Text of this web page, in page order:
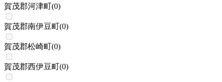
賀茂郡河津町(0)
賀茂郡南伊豆町(0)
賀茂郡松崎町(0)
賀茂郡西伊豆町(0)